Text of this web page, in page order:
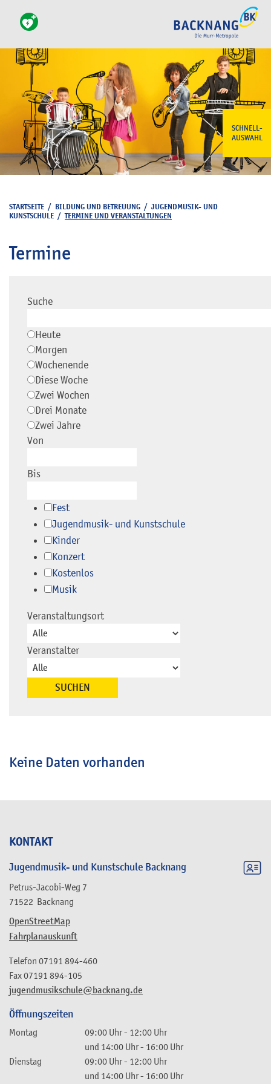
SCHNELL-
AUSWAHL
KONTAKT
Jugendmusik- und Kunstschule Backnang
Petrus-Jacobi-Weg 7
71522 Backnang
OpenStreetMap
Fahrplanauskunft
jugendmusikschule@backnang.de
Telefon 07191 894-460
Fax07191 894-105
Öffnungszeiten
Montag 09:00 Uhr- 12:00 Uhr
und 14:00 Uhr- 16:00 Uhr
Dienstag
09:00 Uhr- 12:00 Uhr
und 14:00 Uhr- 16:00 Uhr
STARTSEITE / BILDUNG UND BETREUUNG /JUGENDMUSIK- UND
KUNSTSCHULE /TERMINE UND VERANSTALTUNGEN
Termine
Suche
Heute
Morgen
Wochenende
Diese Woche
Zwei Wochen
Drei Monate
Zwei Jahre
Von
Bis
Fest
Jugendmusik- und Kunstschule
Kinder
Konzert
Kostenlos
Musik
Veranstaltungsort
Veranstalter
Keine Daten vorhanden